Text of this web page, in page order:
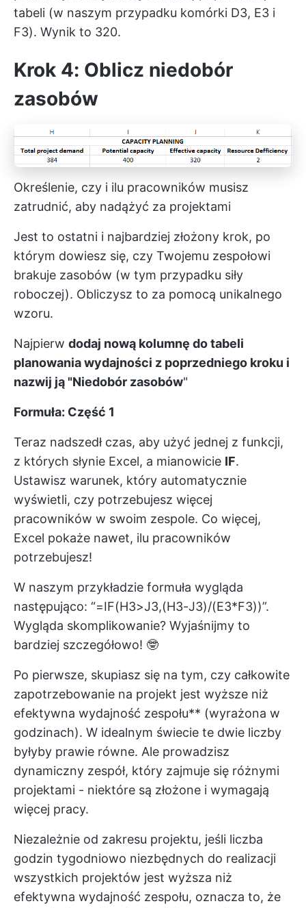
tabeli (w naszym przypadku komórki D3, E3 i
F3). Wynik to 320.
Krok 4: Oblicz niedobór
zasobów
Określenie, czy i ilu pracowników musisz
zatrudnić, aby nadążyć za projektami
Jest to ostatni i najbardziej złożony krok, po
którym dowiesz się, czy Twojemu zespołowi
brakuje zasobów (w tym przypadku siły
roboczej). Obliczysz to za pomocą unikalnego
wzoru.
Najpierw dodaj nową kolumnę do tabeli
planowania wydajności z poprzedniego kroku i
nazwij ją "Niedobór zasobów"
Formuła: Część 1
Teraz nadszedł czas, aby użyć jednej z funkcji,
z których słynie Excel, a mianowicie IF.
Ustawisz warunek, który automatycznie
wyświetli, czy potrzebujesz więcej
pracowników w swoim zespole. Co więcej,
Excel pokaże nawet, ilu pracowników
potrzebujesz!
W naszym przykładzie formuła wygląda
następująco: “=IF(H3>J3,(H3-J3)/(E3*F3))”.
Wygląda skomplikowanie? Wyjaśnijmy to
bardziej szczegółowo! 🤓
Po pierwsze, skupiasz się na tym, czy całkowite
zapotrzebowanie na projekt jest wyższe niż
efektywna wydajność zespołu** (wyrażona w
godzinach). W idealnym świecie te dwie liczby
byłyby prawie równe. Ale prowadzisz
dynamiczny zespół, który zajmuje się różnymi
projektami - niektóre są złożone i wymagają
więcej pracy.
Niezależnie od zakresu projektu, jeśli liczba
godzin tygodniowo niezbędnych do realizacji
wszystkich projektów jest wyższa niż
efektywna wydajność zespołu, oznacza to, że